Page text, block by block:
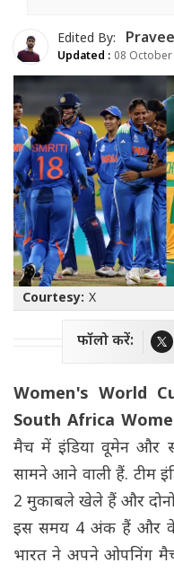
Edited By:
Updated : 08 October
Courtesy: X
फॉलो करें:
Women's World
South Africa
मैच में इंडिया वूमेन और
सामने आने वाली हैं. टीम
2 मुकाबले खेले हैं और
इस समय 4 अंक हैं और वे
भारत ने अपने ओपनिंग